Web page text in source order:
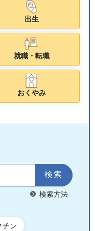
出生
就職・転職
おくやみ
検索方法
チン